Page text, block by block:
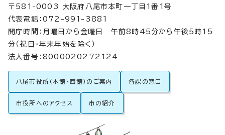
〒581-0003 大阪府八尾市本町一丁目1番1号
代表電話：072-991-3881
開庁時間：月曜日から金曜日 午前8時45分から午後5時15
分（祝日・年末年始を除く）
法人番号：8000020272124
八尾市役所（本館・西館）のご案内 各課の窓口
市役所へのアクセス 市の紹介